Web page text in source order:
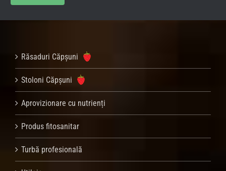
Răsaduri Căpșuni
Stoloni Căpșuni
Aprovizionare cu nutrienți
Produs fitosanitar
Turbă profesională